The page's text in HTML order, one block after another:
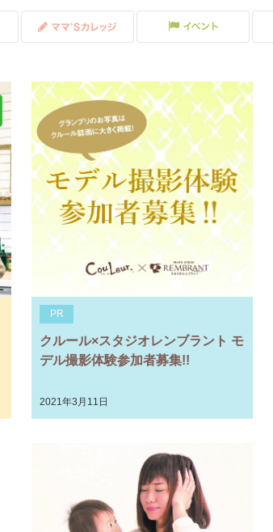
PR
クルール×スタジオレンブラント モ
デル撮影体験参加者募集!!
2021年3月11日